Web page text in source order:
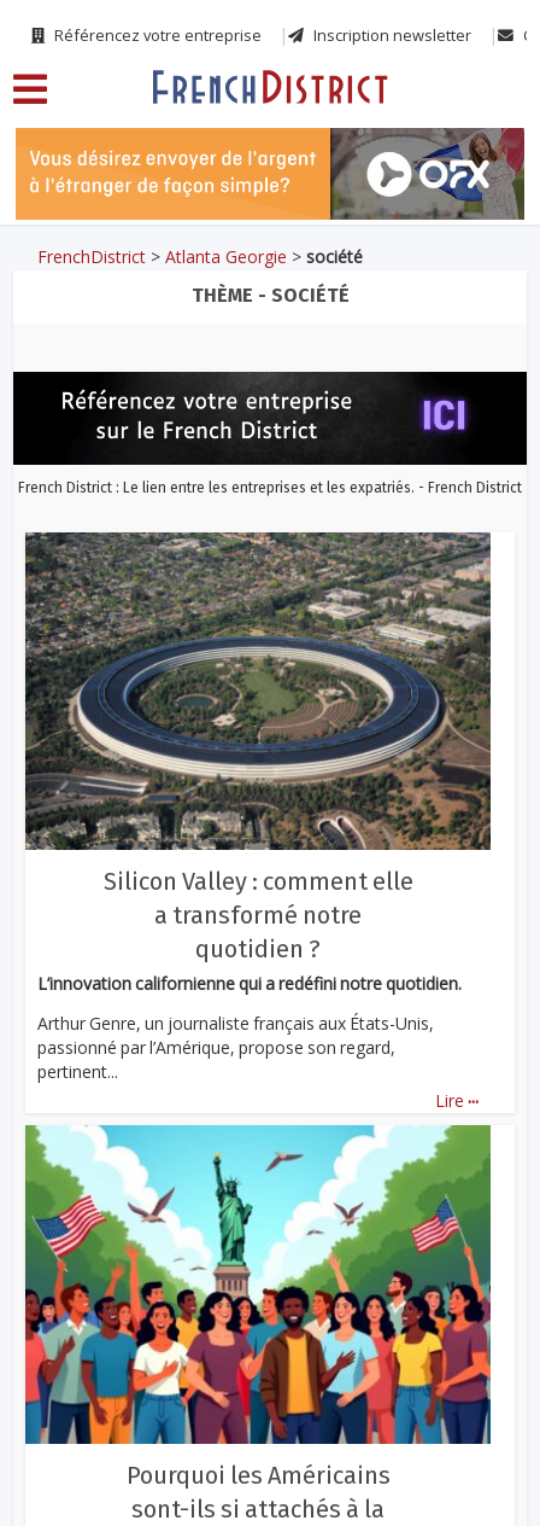
Référencez votre entreprise Inscription newsletter
FrenchDistrict >Atlanta Georgie >société
THÈME - SOCIÉTÉ
French District : Le lien entre les entreprises et les expatriés. - French District
Silicon Valley : comment elle
a transformé notre
quotidien ?
L’innovation californienne qui a redéfini notre quotidien.
Arthur Genre, un journaliste français aux États-Unis,
passionné par l’Amérique, propose son regard,
pertinent...
Lire ...
Pourquoi les Américains
sont-ils si attachés à la